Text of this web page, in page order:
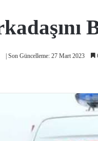
| Son Güncelleme: 27 Mart 2023